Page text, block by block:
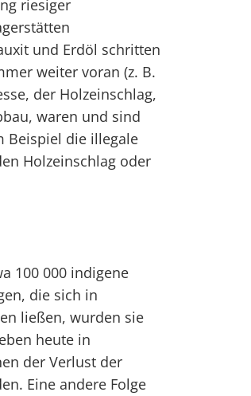
riesiger
und Erdöl schritten
weiter voran (z. B.
der Holzeinschlag,
waren und sind
Beispiel die illegale
Holzeinschlag oder
100 000 indigene
die sich in
ließen, wurden sie
heute in
der Verlust der
Eine andere Folge